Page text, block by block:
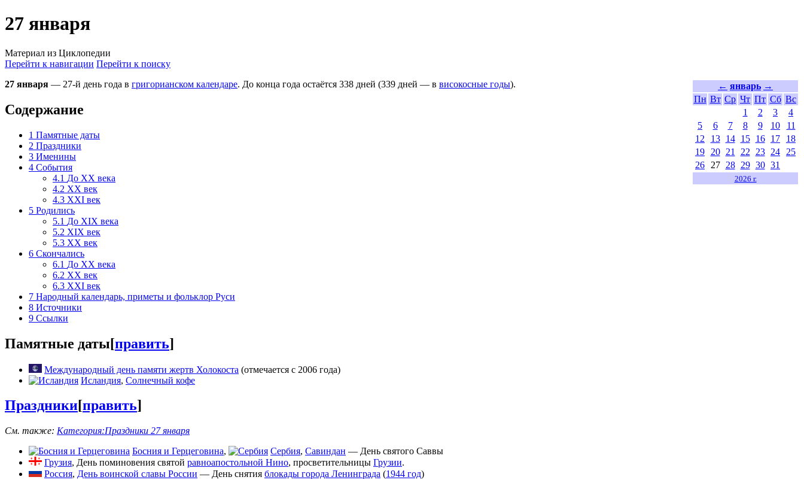
27 января
Материал из Циклопедии
Перейти к навигации Перейти к поиску
← январь →
Пн Вт Ср Чт Пт Сб Вс
1
2 3
4
5
6 7 8 9 10
11
12
13 14 15 16 17
18
19
20 21 22 23 24
25
26
27 28 29 30 31
2026 г.
27 января — 27-й день года в григорианском календаре. До конца года остаётся 338 дней (339 дней — в високосные годы).
Содержание
1 Памятные даты
2 Праздники
3 Именины
4 События
4.1 До XX века
4.2 XX век
4.3 XXI век
5 Родились
5.1 До XIX века
5.2 XIX век
5.3 XX век
6 Скончались
6.1 До XX века
6.2 XX век
6.3 XXI век
7 Народный календарь, приметы и фольклор Руси
8 Источники
9 Ссылки
Памятные даты[править]
Международный день памяти жертв Холокоста (отмечается с 2006 года)
Исландия, Солнечный кофе
Праздники[править]
См. также: Категория:Праздники 27 января
Босния и Герцеговина, Сербия, Савиндан — День святого Саввы
Грузия, День поминовения святой равноапостольной Нино, просветительницы Грузии.
Россия, День воинской славы России — День снятия блокады города Ленинграда (1944 год)